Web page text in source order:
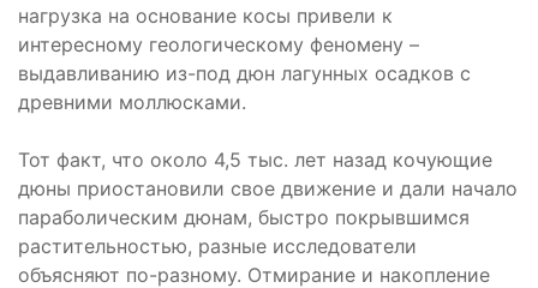
нагрузка на основание косы привели к
интересному геологическому феномену –
выдавливанию из-под дюн лагунных осадков с
древними моллюсками.
Тот факт, что около 4,5 тыс. лет назад кочующие
дюны приостановили свое движение и дали начало
параболическим дюнам, быстро покрывшимся
растительностью, разные исследователи
объясняют по-разному. Отмирание и накопление